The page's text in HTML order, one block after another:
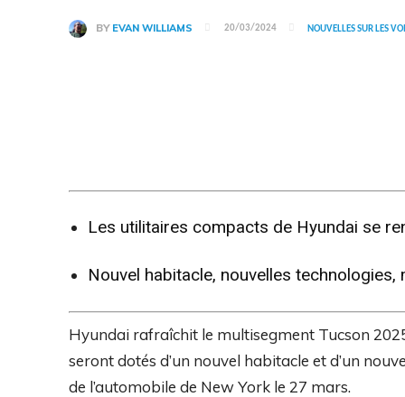
BY EVAN WILLIAMS 20/03/2024 NOUVELLES SUR LES
Les utilitaires compacts de Hyundai se
Nouvel habitacle, nouvelles technologies,
Hyundai rafraîchit le multisegment Tucson
seront dotés d’un nouvel habitacle et d’un
de l’automobile de New York le 27 mars.